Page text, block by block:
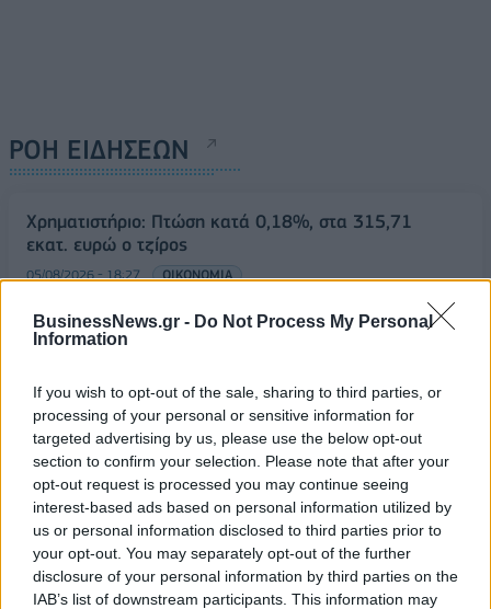
BusinessNews.gr - Do Not Process My Personal
Information
If you wish to opt-out of the sale, sharing to third parties, or
processing of your personal or sensitive information for
targeted advertising by us, please use the below opt-out
section to confirm your selection. Please note that after your
opt-out request is processed you may continue seeing
interest-based ads based on personal information utilized by
us or personal information disclosed to third parties prior to
your opt-out. You may separately opt-out of the further
disclosure of your personal information by third parties on the
IAB’s list of downstream participants. This information may
ΡΟΗ ΕΙΔΗΣΕΩΝ
Χρηματιστήριο: Πτώση κατά 0,18%, στα 315,71
εκατ. ευρώ ο τζίρος
05/08/2026 - 18:27 ΟΙΚΟΝΟΜΙΑ
Είσοδος της γαλλικής Meridiam στην ηλεκτρική
διασύνδεση Ελλάδας – Κύπρου
ΔΕΗ: Ισχυρή ανάπτυξη στο α΄ εξάμηνο 2026 με
προσαρμοσμένο EBITDA στα 1,2 δισ. ευρώ
05/08/2026 - 17:51 ΕΝΕΡΓΕΙΑ
Όμιλος AKTOR: Εξαγοράζει το 75% των ΗΛΕΚΤΩΡ
και THALIS – Στρατηγική συνεργασία με τη Motor
Oil
05/08/2026 - 17:39 ΕΠΙΧΕΙΡΗΣΕΙΣ